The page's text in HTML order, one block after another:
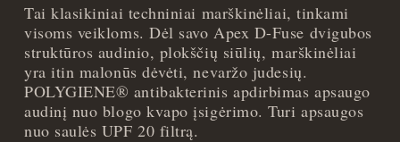
Tai klasikiniai techniniai marškinėliai, tinkami
visoms veikloms. Dėl savo Apex D-Fuse dvigubos
struktūros audinio, plokščių siūlių, marškinėliai
yra itin malonūs dėvėti, nevaržo judesių.
POLYGIENE® antibakterinis apdirbimas apsaugo
audinį nuo blogo kvapo įsigėrimo. Turi apsaugos
nuo saulės UPF 20 filtrą.